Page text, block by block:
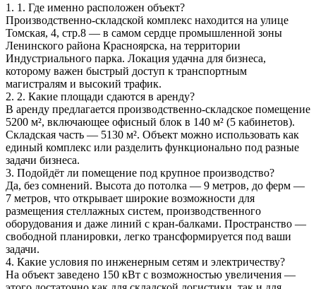
1. 1. Где именно расположен объект?
Производственно-складской комплекс находится на улице
Томская, 4, стр.8 — в самом сердце промышленной зоны
Ленинского района Красноярска, на территории
Индустриального парка. Локация удачна для бизнеса,
которому важен быстрый доступ к транспортным
магистралям и высокий трафик.
2. 2. Какие площади сдаются в аренду?
В аренду предлагается производственно-складское помещение
5200 м², включающее офисный блок в 140 м² (5 кабинетов).
Складская часть — 5130 м². Объект можно использовать как
единый комплекс или разделить функционально под разные
задачи бизнеса.
3. Подойдёт ли помещение под крупное производство?
Да, без сомнений. Высота до потолка — 9 метров, до ферм —
7 метров, что открывает широкие возможности для
размещения стеллажных систем, производственного
оборудования и даже линий с кран-балками. Пространство —
свободной планировки, легко трансформируется под ваши
задачи.
4. Какие условия по инженерным сетям и электричеству?
На объект заведено 150 кВт с возможностью увеличения —